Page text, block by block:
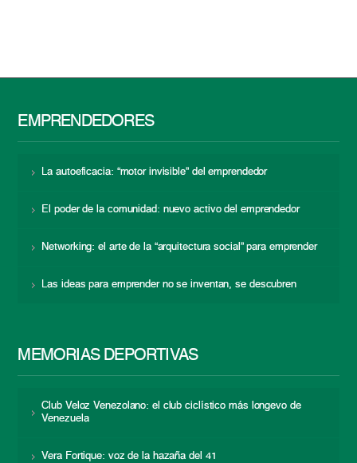
EMPRENDEDORES
La autoeficacia: “motor invisible” del emprendedor
El poder de la comunidad: nuevo activo del emprendedor
Networking: el arte de la “arquitectura social” para emprender
Las ideas para emprender no se inventan, se descubren
MEMORIAS DEPORTIVAS
Club Veloz Venezolano: el club ciclístico más longevo de
Venezuela
Vera Fortique: voz de la hazaña del 41